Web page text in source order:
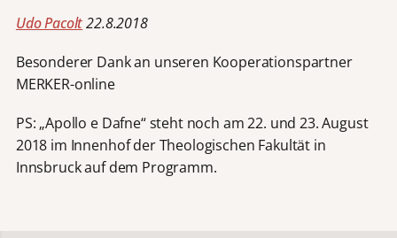
Udo Pacolt22.8.2018
Besonderer Dank an unseren Kooperationspartner
MERKER-online
PS: „Apollo e Dafne“ steht noch am 22. und 23. August
2018 im Innenhof der Theologischen Fakultät in
Innsbruck auf dem Programm.